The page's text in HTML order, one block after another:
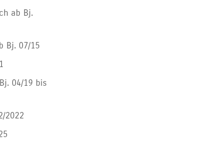
ab Bj.
Bj. 07/15
04/19 bis
2022